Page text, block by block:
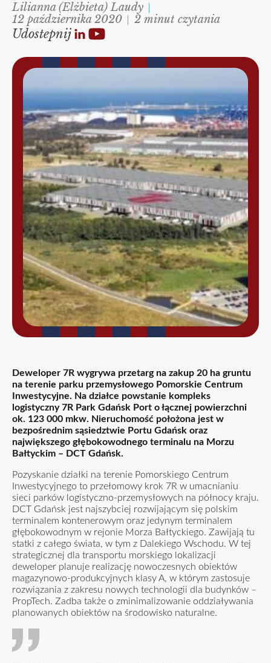
Lilianna (Elżbieta) Laudy
12 października 2020
2 minut czytania
Udostepnij
Deweloper 7R wygrywa przetarg na zakup 20 ha gruntu
na terenie parku przemysłowego Pomorskie Centrum
Inwestycyjne. Na działce powstanie kompleks
logistyczny 7R Park Gdańsk Port o łącznej powierzchni
ok. 123 000 mkw. Nieruchomość położona jest w
bezpośrednim sąsiedztwie Portu Gdańsk oraz
największego głębokowodnego terminalu na Morzu
Bałtyckim – DCT Gdańsk.
Pozyskanie działki na terenie Pomorskiego Centrum
Inwestycyjnego to przełomowy krok 7R w umacnianiu
sieci parków logistyczno-przemysłowych na północy kraju.
DCT Gdańsk jest najszybciej rozwijającym się polskim
terminalem kontenerowym oraz jedynym terminalem
głębokowodnym w rejonie Morza Bałtyckiego. Zawijają tu
statki z całego świata, w tym z Dalekiego Wschodu. W tej
strategicznej dla transportu morskiego lokalizacji
deweloper planuje realizację nowoczesnych obiektów
magazynowo-produkcyjnych klasy A, w którym zastosuje
rozwiązania z zakresu nowych technologii dla budynków –
PropTech. Zadba także o zminimalizowanie oddziaływania
planowanych obiektów na środowisko naturalne.